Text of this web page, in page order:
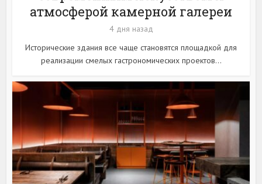
атмосферой камерной галереи
4 дня назад
Исторические здания все чаще становятся площадкой для
реализации смелых гастрономических проектов...